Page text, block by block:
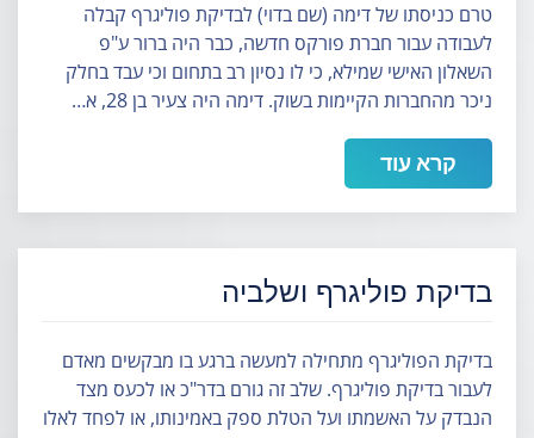
טרם כניסתו של דימה (שם בדוי) לבדיקת פוליגרף קבלה
לעבודה עבור חברת פורקס חדשה, כבר היה ברור ע"פ
השאלון האישי שמילא, כי לו נסיון רב בתחום וכי עבד בחלק
ניכר מהחברות הקיימות בשוק. דימה היה צעיר בן 28, א…
קרא עוד
בדיקת פוליגרף ושלביה
בדיקת הפוליגרף מתחילה למעשה ברגע בו מבקשים מאדם
לעבור בדיקת פוליגרף. שלב זה גורם בדר"כ או לכעס מצד
הנבדק על האשמתו ועל הטלת ספק באמינותו, או לפחד לאלו